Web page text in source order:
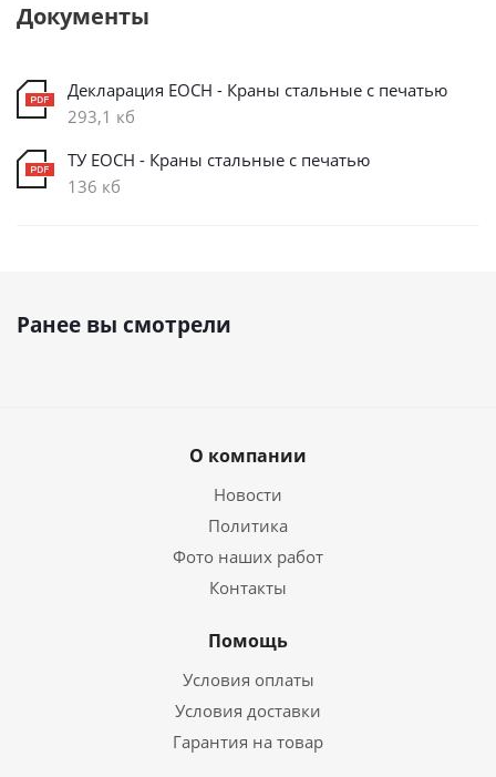
Документы
Декларация ЕОСН - Краны стальные с печатью
293,1 кб
ТУ ЕОСН - Краны стальные с печатью
136 кб
Ранее вы смотрели
О компании
Новости
Политика
Фото наших работ
Контакты
Помощь
Условия оплаты
Условия доставки
Гарантия на товар